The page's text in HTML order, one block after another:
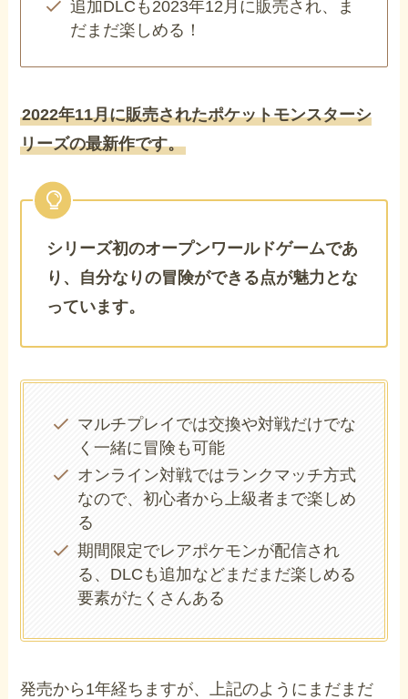
追加DLCも2023年12月に販売され、ま
だまだ楽しめる！
2022年11月に販売されたポケットモンスターシ
リーズの最新作です。
シリーズ初のオープンワールドゲームであ
り、自分なりの冒険ができる点が魅力とな
っています。
マルチプレイでは交換や対戦だけでな
く一緒に冒険も可能
オンライン対戦ではランクマッチ方式
なので、初心者から上級者まで楽しめ
る
期間限定でレアポケモンが配信され
る、DLCも追加などまだまだ楽しめる
要素がたくさんある
発売から1年経ちますが、上記のようにまだまだ